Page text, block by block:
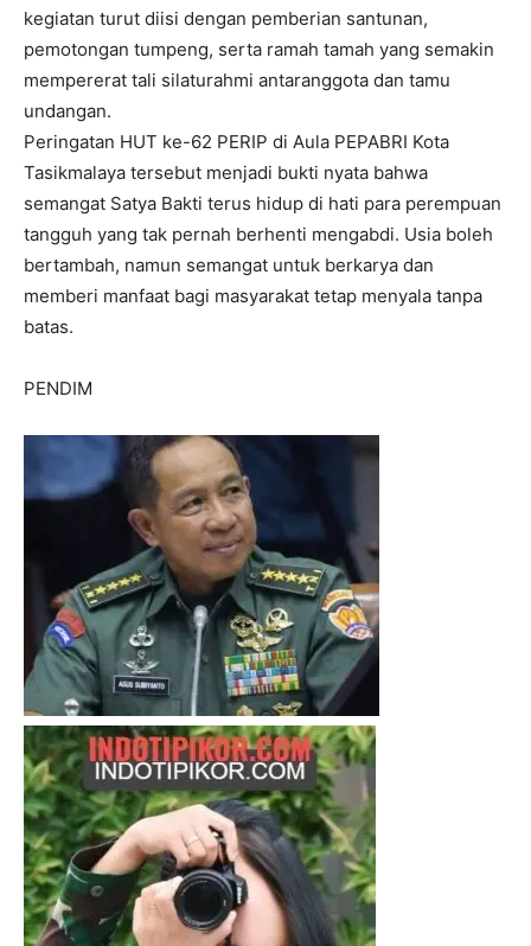
kegiatan turut diisi dengan pemberian santunan,
pemotongan tumpeng, serta ramah tamah yang semakin
mempererat tali silaturahmi antaranggota dan tamu
undangan.
Peringatan HUT ke-62 PERIP di Aula PEPABRI Kota
Tasikmalaya tersebut menjadi bukti nyata bahwa
semangat Satya Bakti terus hidup di hati para perempuan
tangguh yang tak pernah berhenti mengabdi. Usia boleh
bertambah, namun semangat untuk berkarya dan
memberi manfaat bagi masyarakat tetap menyala tanpa
batas.
PENDIM